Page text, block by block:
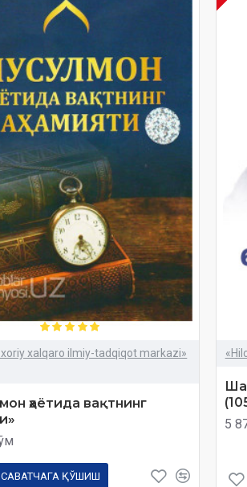
xalqaro ilmiy-tadqiqot markazi»
ҳаётида вақтнинг
САВАТЧАГА ҚЎШИШ
5